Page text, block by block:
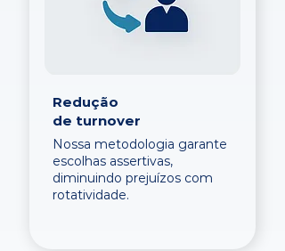
Redução
de turnover
Nossa metodologia garante
escolhas assertivas,
diminuindo prejuízos com
rotatividade.